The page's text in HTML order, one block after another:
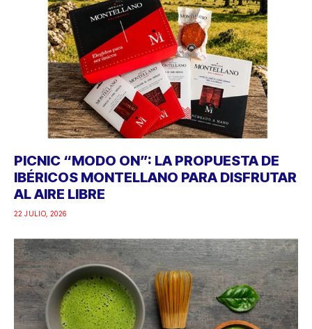
PICNIC “MODO ON”: LA PROPUESTA DE
IBÉRICOS MONTELLANO PARA DISFRUTAR
AL AIRE LIBRE
22 JULIO, 2026